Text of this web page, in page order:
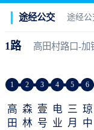
途经公交 途经公
1路 高田村路口-加
1
高
田
2
森
林
3
壹
号
4
电
业
5
三
月
6
琼
中